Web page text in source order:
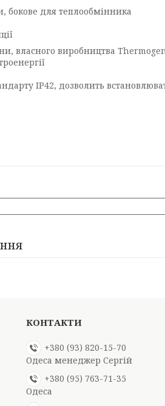
бокове для теплообмінника
власного виробництва
ІР42, дозволить
+380 (93) 820-15-70
Одеса менеджер Сергій
+380 (95) 763-71-35
Одеса